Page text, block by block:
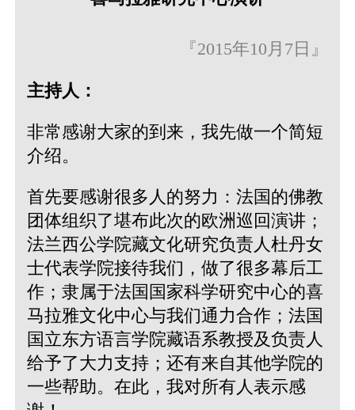
『2015年10月7日』
主持人：
非常感谢大家的到来，我先做一个简短
介绍。
首先要感谢很多人的努力：法国的佛教
团体组织了堪布此次的欧洲巡回演讲；
法兰西公学院藏文化研究负责人杜丹女
士代表学院接待我们，做了很多幕后工
作；隶属于法国国家科学研究中心的喜
马拉雅文化中心与我们通力合作；法国
国立东方语言学院藏语系教授及负责人
给予了大力支持；还有来自其他学院的
一些帮助。在此，我对所有人表示感